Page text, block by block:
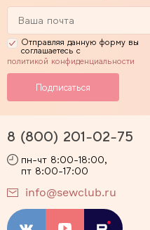
Отправляя данную форму вы
соглашаетесь с
политикой конфиденциальности
8 (800) 201-02-75
пн-чт 8:00-18:00,
пт 8:00-17:00
info@sewclub.ru